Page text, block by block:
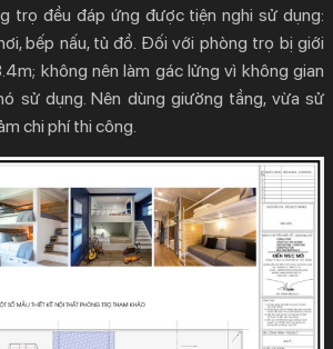
trọ đều đáp ứng được tiện nghi sử dụng:
bếp nấu, tủ đồ. Đối với phòng trọ bị giới
không nên làm gác lửng vì không gian
sử dụng. Nên dùng giường tầng, vừa sử
chi phí thi công.